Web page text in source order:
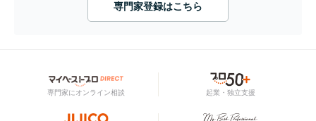
専門家登録はこちら
専門家にオンライン相談 起業・独立支援